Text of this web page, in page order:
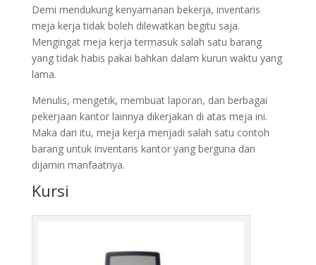
Demi mendukung kenyamanan bekerja, inventaris
meja kerja tidak boleh dilewatkan begitu saja.
Mengingat meja kerja termasuk salah satu barang
yang tidak habis pakai bahkan dalam kurun waktu yang
lama.
Menulis, mengetik, membuat laporan, dan berbagai
pekerjaan kantor lainnya dikerjakan di atas meja ini.
Maka dari itu, meja kerja menjadi salah satu contoh
barang untuk inventaris kantor yang berguna dan
dijamin manfaatnya.
Kursi